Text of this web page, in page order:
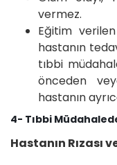
vermez.
Eğitim
hastanın
tıbbi
önceden
hastanın
4- Tıbbi
Hastanın Rızası